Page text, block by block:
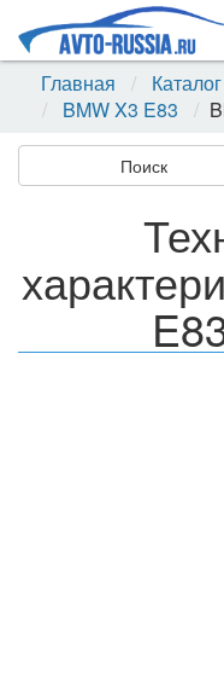
Главная
BMW X3 E83
Поиск